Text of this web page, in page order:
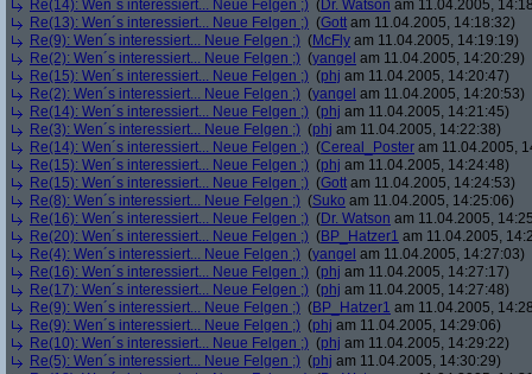
Re(14): Wen´s interessiert... Neue Felgen ;) ( Dr. Watson am 11.04.2005,
Re(13): Wen´s interessiert... Neue Felgen ;) (Gott am 11.04.2005, 14:18:32)
Re(9): Wen´s interessiert... Neue Felgen ;) (McFly am 11.04.2005, 14:19:19)
Re(2): Wen´s interessiert... Neue Felgen ;) (yangel am 11.04.2005, 14:20:29)
Re(15): Wen´s interessiert... Neue Felgen ;) (phj am 11.04.2005, 14:20:47)
Re(2): Wen´s interessiert... Neue Felgen ;) (yangel am 11.04.2005, 14:20:53)
Re(14): Wen´s interessiert... Neue Felgen ;) (phj am 11.04.2005, 14:21:45)
Re(3): Wen´s interessiert... Neue Felgen ;) (phj am 11.04.2005, 14:22:38)
Re(14): Wen´s interessiert... Neue Felgen ;) (Cereal_Poster am 11.04.2005,
Re(15): Wen´s interessiert... Neue Felgen ;) (phj am 11.04.2005, 14:24:48)
Re(15): Wen´s interessiert... Neue Felgen ;) (Gott am 11.04.2005, 14:24:53)
Re(8): Wen´s interessiert... Neue Felgen ;) (Suko am 11.04.2005, 14:25:06)
Re(16): Wen´s interessiert... Neue Felgen ;) (Dr. Watson am 11.04.2005,
Re(20): Wen´s interessiert... Neue Felgen ;) (BP_Hatzer1 am 11.04.2005,
Re(4): Wen´s interessiert... Neue Felgen ;) (yangel am 11.04.2005, 14:27:03)
Re(16): Wen´s interessiert... Neue Felgen ;) (phj am 11.04.2005, 14:27:17)
Re(17): Wen´s interessiert... Neue Felgen ;) (phj am 11.04.2005, 14:27:48)
Re(9): Wen´s interessiert... Neue Felgen ;) (BP_Hatzer1 am 11.04.2005,
Re(9): Wen´s interessiert... Neue Felgen ;) (phj am 11.04.2005, 14:29:06)
Re(10): Wen´s interessiert... Neue Felgen ;) (phj am 11.04.2005, 14:29:22)
Re(5): Wen´s interessiert... Neue Felgen ;) (phj am 11.04.2005, 14:30:29)